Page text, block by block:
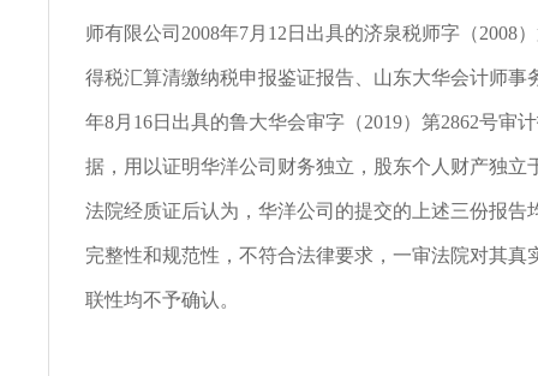
师有限公司2008年7月12日出具的济泉税师字（2008
得税汇算清缴纳税申报鉴证报告、山东大华会计师事
年8月16日出具的鲁大华会审字（2019）第2862号审
据，用以证明华洋公司财务独立，股东个人财产独立
法院经质证后认为，华洋公司的提交的上述三份报告
完整性和规范性，不符合法律要求，一审法院对其真
联性均不予确认。